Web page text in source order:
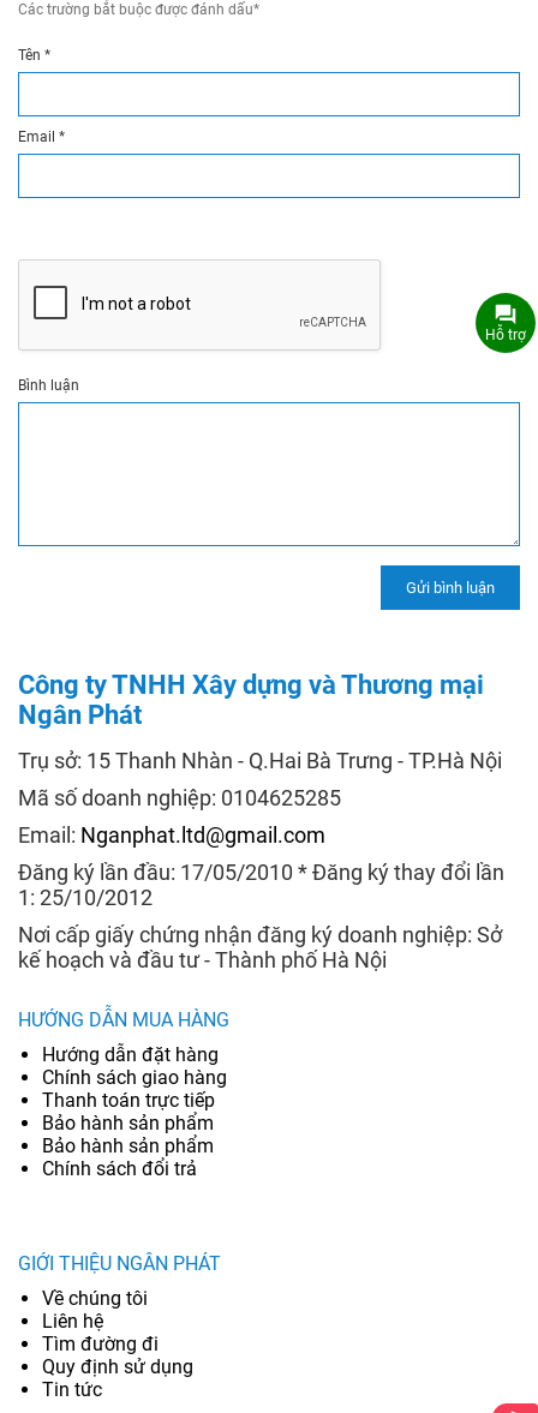
Các trường bắt buộc được đánh dấu*
Tên *
Email *
Bình luận
Công ty TNHH Xây dựng và Thương mại
Ngân Phát
Trụ sở: 15 Thanh Nhàn - Q.Hai Bà Trưng - TP.Hà Nội
Mã số doanh nghiệp: 0104625285
Email: Nganphat.ltd@gmail.com
Đăng ký lần đầu: 17/05/2010 * Đăng ký thay đổi lần
1: 25/10/2012
Nơi cấp giấy chứng nhận đăng ký doanh nghiệp: Sở
kế hoạch và đầu tư - Thành phố Hà Nội
HƯỚNG DẪN MUA HÀNG
Hướng dẫn đặt hàng
Chính sách giao hàng
Thanh toán trực tiếp
Bảo hành sản phẩm
Bảo hành sản phẩm
Chính sách đổi trả
GIỚI THIỆU NGÂN PHÁT
Về chúng tôi
Liên hệ
Tìm đường đi
Quy định sử dụng
Tin tức
Hỗ trợ